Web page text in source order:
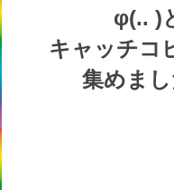
φ(.. )
キャッチコ
集めまし